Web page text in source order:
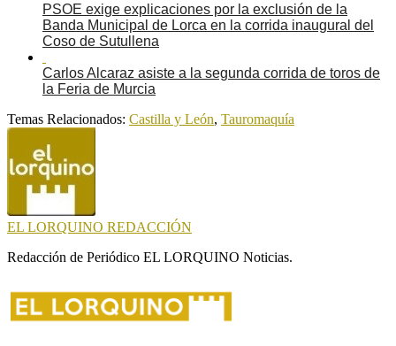
PSOE exige explicaciones por la exclusión de la
Banda Municipal de Lorca en la corrida inaugural del
Coso de Sutullena
Carlos Alcaraz asiste a la segunda corrida de toros de
la Feria de Murcia
Temas Relacionados: Castilla y León, Tauromaquía
EL LORQUINO REDACCIÓN
Redacción de Periódico EL LORQUINO Noticias.